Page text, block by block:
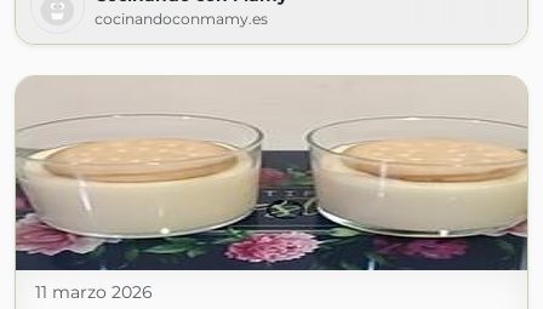
cocinandoconmamy.es
11 marzo 2026